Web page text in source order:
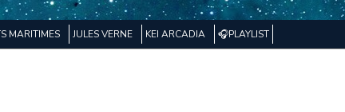
MARITIMES JULES VERNE KEI ARCADIA 🎧PLAYLIST